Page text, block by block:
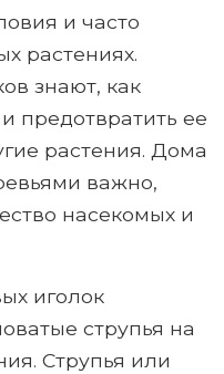
и часто
растениях.
знают, как
предотвратить ее
растения. Дома
важно,
насекомых и
иголок
струпья на
Струпья или